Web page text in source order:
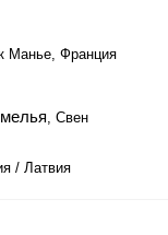
Манье, Франция
, Свен
/ Латвия